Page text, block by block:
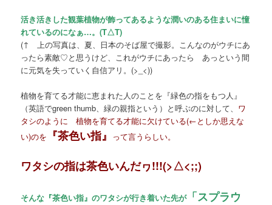
活き活きした観葉植物が飾ってあるような潤いのある住まいに憧
れているのになぁ…。(T△T)
(↑ 上の写真は、夏、日本のそば屋で撮影。こんなのがウチにあ
ったら素敵♡と思うけど、これがウチにあったら あっという間
に元気を失っていく自信アリ。(>_<))
植物を育てる才能に恵まれた人のことを『緑色の指をもつ人』
（英語でgreen thumb、緑の親指という）と呼ぶのに対して、 ワ
タシのように 植物を育てる才能に欠けている(←としか思えな
い)のを
『茶色い指』 って言うらしい。
ワタシの指は茶色いんだヮ!!!(>△<;;)
そんな『茶色い指』のワタシが行き着いた先が「スプラウ